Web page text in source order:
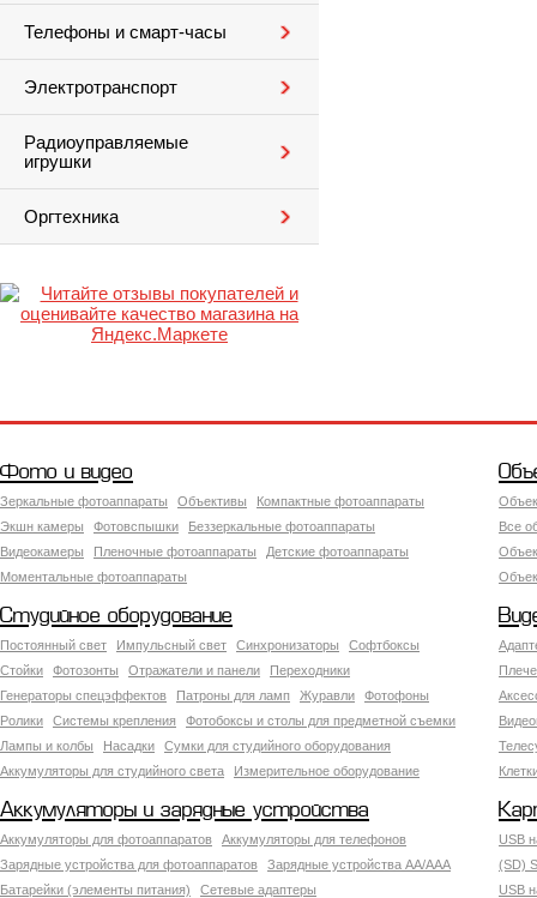
Телефоны и смарт-часы
Электротранспорт
Радиоуправляемые
игрушки
Оргтехника
Фото и видео
Зеркальные фотоаппараты Объективы
Компактные фотоаппараты
Экшн камеры
Фотовспышки
Беззеркальные фотоаппараты
Видеокамеры
Пленочные фотоаппараты
Детские фотоаппараты
Моментальные фотоаппараты
Все
Студийное оборудование
Постоянный свет Импульсный свет Синхронизаторы
Софтбоксы
Стойки
Фотозонты Отражатели и панели
Переходники
Генераторы спецэффектов
Патроны для ламп Журавли
Фотофоны
Ролики
Системы крепления
Фотобоксы и столы для предметной съемки
Лампы и колбы
Насадки
Сумки для студийного оборудования
Аккумуляторы для студийного света
Измерительное оборудование
Аккумуляторы и зарядные устройства
Аккумуляторы для фотоаппаратов
Аккумуляторы для телефонов
Зарядные устройства для фотоаппаратов
Зарядные устройства AA/AAA
Батарейки (элементы питания)
Сетевые адаптеры
USB
(SD)
USB